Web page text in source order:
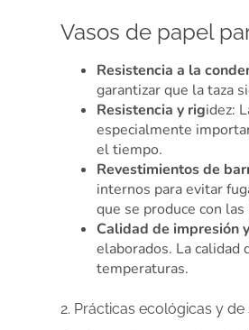
Vasos de papel
Resistencia a la
garantizar que la taza
Resistencia y rigidez:
especialmente
el tiempo.
Revestimientos de
internos para evitar
que se produce con
Calidad de impresión
elaborados. La calidad
temperaturas.
2. Prácticas ecológicas y